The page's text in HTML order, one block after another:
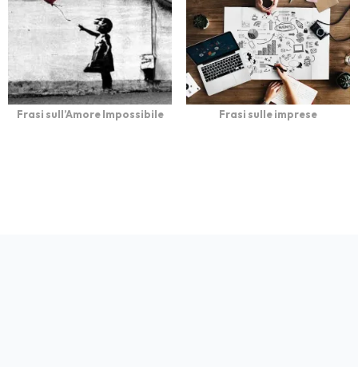
Frasi sull’Amore Impossibile Frasi sulle imprese